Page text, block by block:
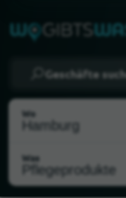
Geschäfte
Wo
Was